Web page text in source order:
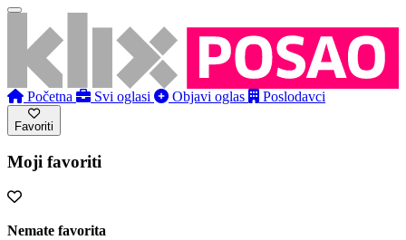
Početna Svi oglasi Objavi oglas Poslodavci
Favoriti
Moji favoriti
Nemate favorita